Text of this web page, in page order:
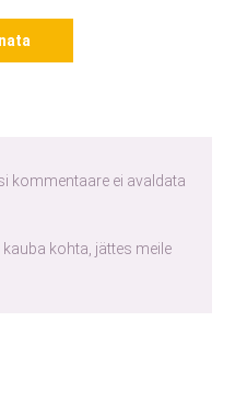
kommentaare ei avaldata
kohta, jättes meile